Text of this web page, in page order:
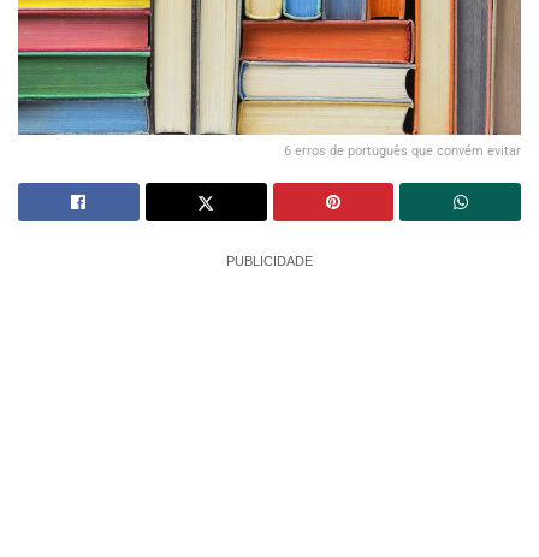
6 erros de português que convém evitar
PUBLICIDADE